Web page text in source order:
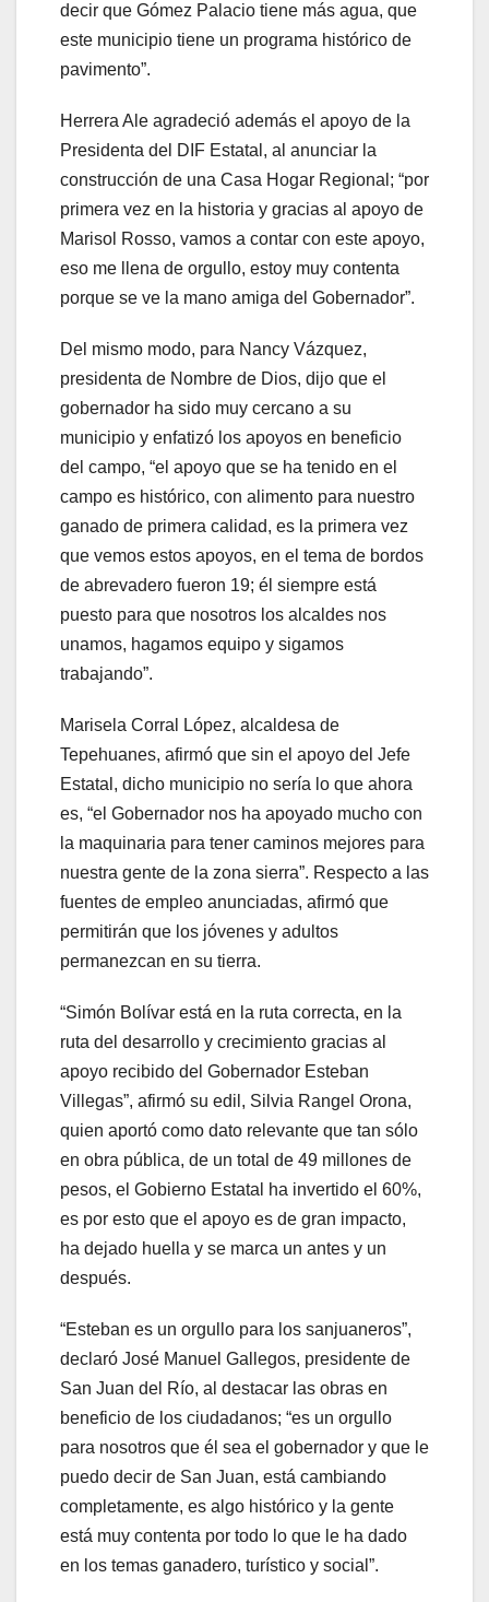
decir que Gómez Palacio tiene más agua, que
este municipio tiene un programa histórico de
pavimento”.
Herrera Ale agradeció además el apoyo de la
Presidenta del DIF Estatal, al anunciar la
construcción de una Casa Hogar Regional; “por
primera vez en la historia y gracias al apoyo de
Marisol Rosso, vamos a contar con este apoyo,
eso me llena de orgullo, estoy muy contenta
porque se ve la mano amiga del Gobernador”.
Del mismo modo, para Nancy Vázquez,
presidenta de Nombre de Dios, dijo que el
gobernador ha sido muy cercano a su
municipio y enfatizó los apoyos en beneficio
del campo, “el apoyo que se ha tenido en el
campo es histórico, con alimento para nuestro
ganado de primera calidad, es la primera vez
que vemos estos apoyos, en el tema de bordos
de abrevadero fueron 19; él siempre está
puesto para que nosotros los alcaldes nos
unamos, hagamos equipo y sigamos
trabajando”.
Marisela Corral López, alcaldesa de
Tepehuanes, afirmó que sin el apoyo del Jefe
Estatal, dicho municipio no sería lo que ahora
es, “el Gobernador nos ha apoyado mucho con
la maquinaria para tener caminos mejores para
nuestra gente de la zona sierra”. Respecto a las
fuentes de empleo anunciadas, afirmó que
permitirán que los jóvenes y adultos
permanezcan en su tierra.
“Simón Bolívar está en la ruta correcta, en la
ruta del desarrollo y crecimiento gracias al
apoyo recibido del Gobernador Esteban
Villegas”, afirmó su edil, Silvia Rangel Orona,
quien aportó como dato relevante que tan sólo
en obra pública, de un total de 49 millones de
pesos, el Gobierno Estatal ha invertido el 60%,
es por esto que el apoyo es de gran impacto,
ha dejado huella y se marca un antes y un
después.
“Esteban es un orgullo para los sanjuaneros”,
declaró José Manuel Gallegos, presidente de
San Juan del Río, al destacar las obras en
beneficio de los ciudadanos; “es un orgullo
para nosotros que él sea el gobernador y que le
puedo decir de San Juan, está cambiando
completamente, es algo histórico y la gente
está muy contenta por todo lo que le ha dado
en los temas ganadero, turístico y social”.